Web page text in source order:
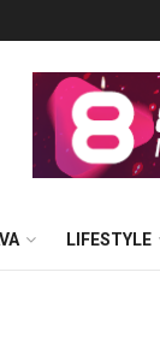
LIFESTYLE